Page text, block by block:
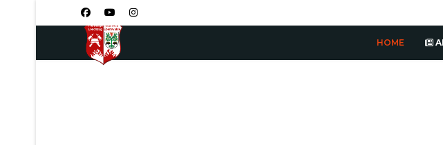
HOME